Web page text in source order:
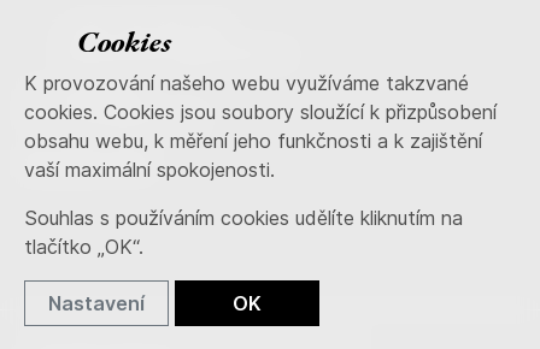
+420 736 483 915
nakladatelstvi@65pole.cz
IČ: 71653538
DIČ: CZ7409111578
Sociální sítě
Cookies
K provozování našeho webu využíváme takzvané
cookies. Cookies jsou soubory sloužící k přizpůsobení
obsahu webu, k měření jeho funkčnosti a k zajištění
vaší maximální spokojenosti.
Souhlas s používáním cookies udělíte kliknutím na
tlačítko „OK“.
Nastavení OK